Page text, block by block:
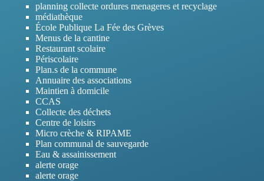
planning collecte ordures menageres et recyclage
médiathèque
École Publique La Fée des Grèves
Menus de la cantine
Restaurant scolaire
Périscolaire
Plan.s de la commune
Annuaire des associations
Maintien à domicile
CCAS
Collecte des déchets
Centre de loisirs
Micro crèche & RIPAME
Plan communal de sauvegarde
Eau & assainissement
alerte orage
alerte orage